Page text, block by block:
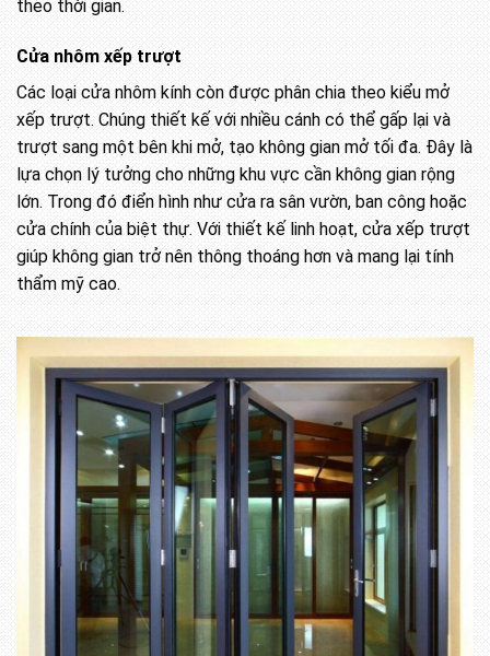
theo thời gian.
Cửa nhôm xếp trượt
Các loại cửa nhôm kính còn được phân chia theo kiểu mở
xếp trượt. Chúng thiết kế với nhiều cánh có thể gấp lại và
trượt sang một bên khi mở, tạo không gian mở tối đa. Đây là
lựa chọn lý tưởng cho những khu vực cần không gian rộng
lớn. Trong đó điển hình như cửa ra sân vườn, ban công hoặc
cửa chính của biệt thự. Với thiết kế linh hoạt, cửa xếp trượt
giúp không gian trở nên thông thoáng hơn và mang lại tính
thẩm mỹ cao.